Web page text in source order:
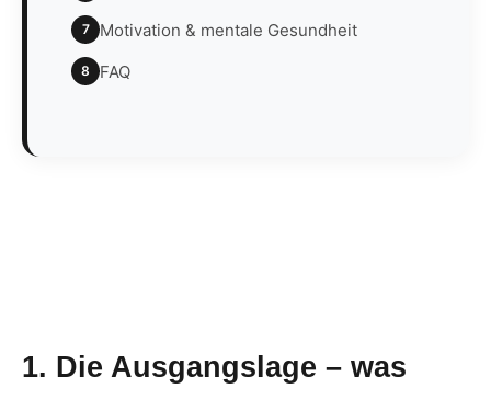
7 Motivation & mentale Gesundheit
8 FAQ
1. Die Ausgangslage – was